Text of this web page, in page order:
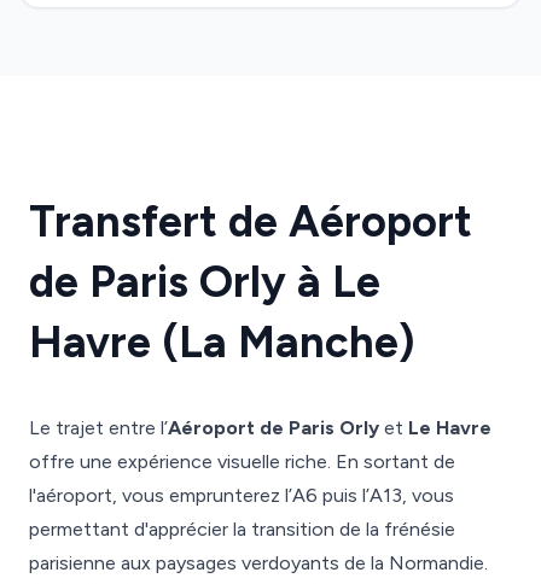
Transfert de Aéroport
de Paris Orly à Le
Havre (La Manche)
Le trajet entre l’Aéroport de Paris Orly et Le Havre
offre une expérience visuelle riche. En sortant de
l'aéroport, vous emprunterez l’A6 puis l’A13, vous
permettant d'apprécier la transition de la frénésie
parisienne aux paysages verdoyants de la Normandie.